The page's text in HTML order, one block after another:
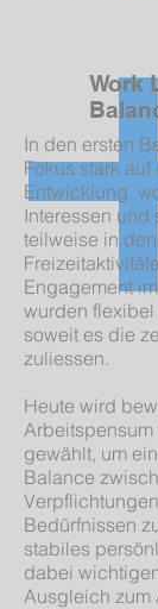
Work
In den ersten
Fokus stark
Entwicklung,
Interessen und
teilweise in
Engagement
wurden
soweit es die
zuliessen.
Heute wird
Arbeitspensum
gewählt, um
Balance
Bedürfnissen
stabiles
dabei
Ausgleich zum